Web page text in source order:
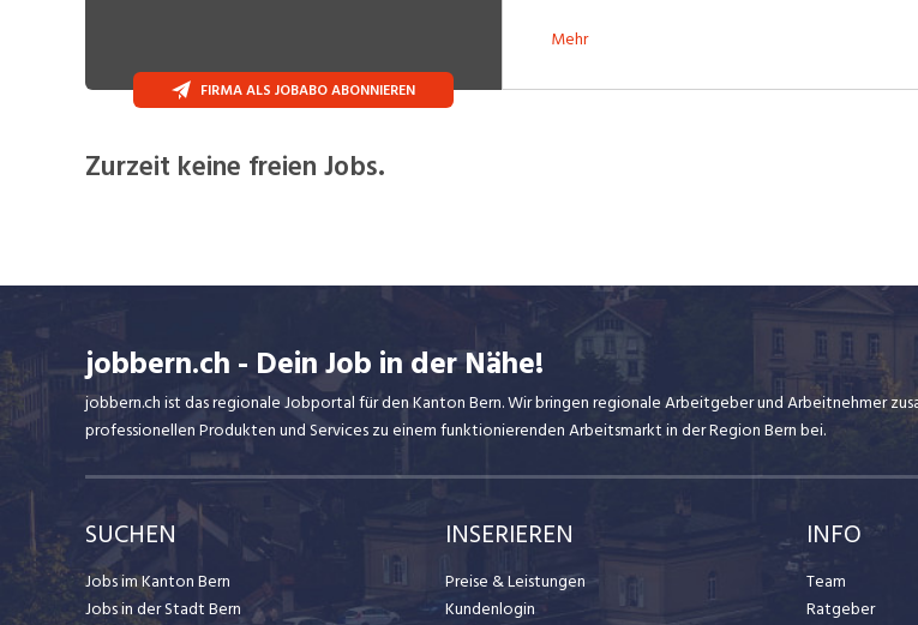
FIRMA ALS JOBABO ABONNIEREN
Mehr
Zurzeit keine freien Jobs.
jobbern.ch - Dein Job in der Nähe!
jobbern.ch ist das regionale Jobportal für den Kanton Bern. Wir bringen regionale Arbeitgeber und Arbeitnehmer
professionellen Produkten und Services zu einem funktionierenden Arbeitsmarkt in der Region Bern bei.
SUCHEN
Jobs im Kanton Bern
Jobs in der Stadt Bern
INSERIEREN
Preise & Leistungen
Kundenlogin
INFO
Team
Ratgeber